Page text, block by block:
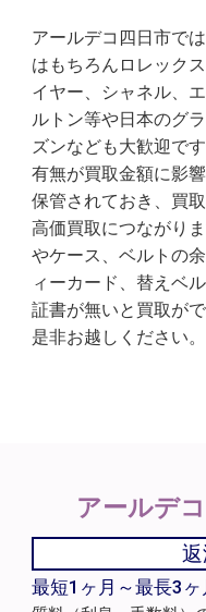
アールデコ四日市で
はもちろんロレック
イヤー、シャネル、
ルトン等や日本のグ
ズンなども大歓迎で
有無が買取金額に影
保管されておき、買
高価買取につながり
やケース、ベルトの
ィーカード、替えベ
証書が無いと買取が
是非お越しください。
アールデ
最短1ヶ月～最長3ヶ